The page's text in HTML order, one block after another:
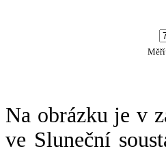
Na obrázku je v
ve Sluneční